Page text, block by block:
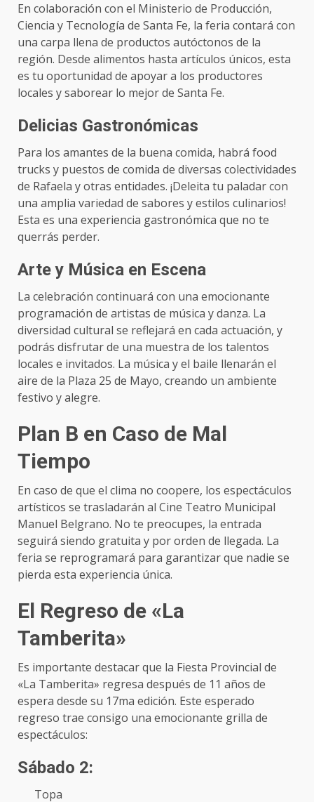
En colaboración con el Ministerio de Producción,
Ciencia y Tecnología de Santa Fe, la feria contará con
una carpa llena de productos autóctonos de la
región. Desde alimentos hasta artículos únicos, esta
es tu oportunidad de apoyar a los productores
locales y saborear lo mejor de Santa Fe.
Delicias Gastronómicas
Para los amantes de la buena comida, habrá food
trucks y puestos de comida de diversas colectividades
de Rafaela y otras entidades. ¡Deleita tu paladar con
una amplia variedad de sabores y estilos culinarios!
Esta es una experiencia gastronómica que no te
querrás perder.
Arte y Música en Escena
La celebración continuará con una emocionante
programación de artistas de música y danza. La
diversidad cultural se reflejará en cada actuación, y
podrás disfrutar de una muestra de los talentos
locales e invitados. La música y el baile llenarán el
aire de la Plaza 25 de Mayo, creando un ambiente
festivo y alegre.
Plan B en Caso de Mal
Tiempo
En caso de que el clima no coopere, los espectáculos
artísticos se trasladarán al Cine Teatro Municipal
Manuel Belgrano. No te preocupes, la entrada
seguirá siendo gratuita y por orden de llegada. La
feria se reprogramará para garantizar que nadie se
pierda esta experiencia única.
El Regreso de «La
Tamberita»
Es importante destacar que la Fiesta Provincial de
«La Tamberita» regresa después de 11 años de
espera desde su 17ma edición. Este esperado
regreso trae consigo una emocionante grilla de
espectáculos:
Sábado 2:
Topa